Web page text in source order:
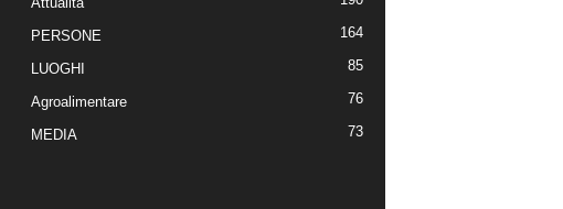
PERSONE 164
LUOGHI 85
Agroalimentare 76
MEDIA 73